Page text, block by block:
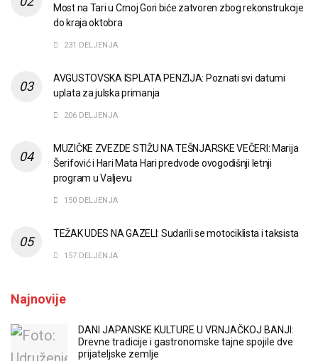
Most na Tari u Crnoj Gori biće zatvoren zbog rekonstrukcije
do kraja oktobra
231 DELJENJA
AVGUSTOVSKA ISPLATA PENZIJA: Poznati svi datumi
uplata za julska primanja
206 DELJENJA
MUZIČKE ZVEZDE STIŽU NA TEŠNJARSKE VEČERI: Marija
Šerifović i Hari Mata Hari predvode ovogodišnji letnji
program u Valjevu
150 DELJENJA
TEŽAK UDES NA GAZELI: Sudarili se motociklista i taksista
157 DELJENJA
Najnovije
DANI JAPANSKE KULTURE U VRNJAČKOJ BANJI:
Drevne tradicije i gastronomske tajne spojile dve
prijateljske zemlje